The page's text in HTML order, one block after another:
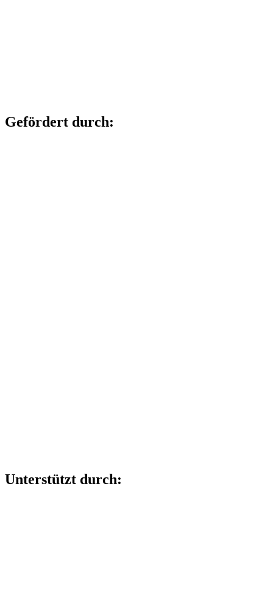
Gefördert durch:
Unterstützt durch: